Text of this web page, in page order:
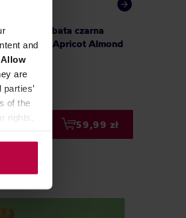
and
Allow
are
of the
rights,
- herbata czarna
Christmas Apricot Almond
g
59,99 zł